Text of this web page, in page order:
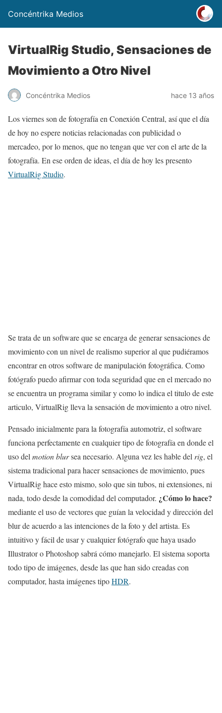
Concéntrika Medios
VirtualRig Studio, Sensaciones de
Movimiento a Otro Nivel
Concéntrika Medios hace 13 años
Los viernes son de fotografía en Conexión Central, así que el día
de hoy no espere noticias relacionadas con publicidad o
mercadeo, por lo menos, que no tengan que ver con el arte de la
fotografía. En ese orden de ideas, el día de hoy les presento
VirtualRig Studio.
Se trata de un software que se encarga de generar sensaciones de
movimiento con un nivel de realismo superior al que pudiéramos
encontrar en otros software de manipulación fotográfica. Como
fotógrafo puedo afirmar con toda seguridad que en el mercado no
se encuentra un programa similar y como lo indica el titulo de este
articulo, VirtualRig lleva la sensación de movimiento a otro nivel.
Pensado inicialmente para la fotografía automotriz, el software
funciona perfectamente en cualquier tipo de fotografía en donde el
uso delmotion blursea necesario. Alguna vez les hable delrig, el
sistema tradicional para hacer sensaciones de movimiento, pues
VirtualRig hace esto mismo, solo que sin tubos, ni extensiones, ni
nada, todo desde la comodidad del computador. ¿Cómo lo hace?
mediante el uso de vectores que guían la velocidad y dirección del
blur de acuerdo a las intenciones de la foto y del artista. Es
intuitivo y fácil de usar y cualquier fotógrafo que haya usado
Illustrator o Photoshop sabrá cómo manejarlo. El sistema soporta
todo tipo de imágenes, desde las que han sido creadas con
computador, hasta imágenes tipoHDR.